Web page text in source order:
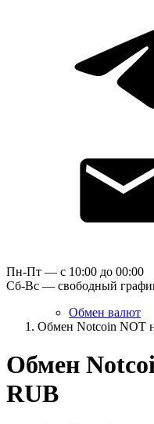
Пн-Пт — c 10:00 до 00:00
Сб-Вс — свободный
Обмен валют
Обмен Notcoin NOT
Обмен
RUB